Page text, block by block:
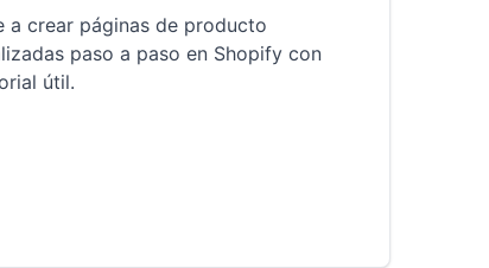
a crear páginas de producto
paso a paso en Shopify con
útil.